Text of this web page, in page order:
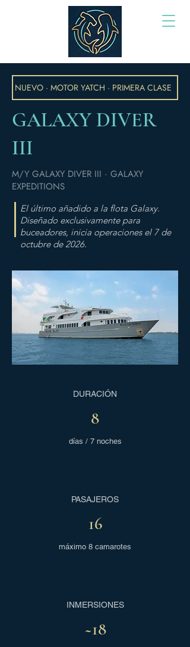
NUEVO · MOTOR YATCH · PRIMERA CLASE
GALAXY DIVER
III
M/Y GALAXY DIVER III · GALAXY
EXPEDITIONS
El último añadido a la flota Galaxy.
Diseñado exclusivamente para
buceadores, inicia operaciones el 7 de
octubre de 2026.
DURACIÓN
8
días / 7 noches
PASAJEROS
16
máximo 8 camarotes
INMERSIONES
~18